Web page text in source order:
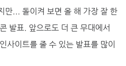
만... 돌이켜 보면 올 해 가장 잘 한
발표. 앞으로도 더 큰 무대에서
사이트를 줄 수 있는 발표를 많이